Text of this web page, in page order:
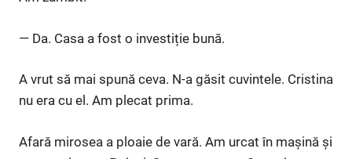
— Da. Casa a fost o investiție bună.
A vrut să mai spună ceva. N-a găsit cuvintele. Cristina
nu era cu el. Am plecat prima.
Afară mirosea a ploaie de vară. Am urcat în mașină și